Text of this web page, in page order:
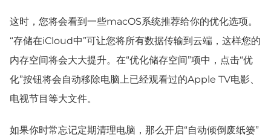
这时，您将会看到一些macOS系统推荐给你的优化选项。
“存储在iCloud中”可让您将所有数据传输到云端，这样您的
内存空间将会大大提升。在“优化储存空间”项中，点击“优
化”按钮将会自动移除电脑上已经观看过的Apple TV电影、
电视节目等大文件。
如果你时常忘记定期清理电脑，那么开启“自动倾倒废纸篓”